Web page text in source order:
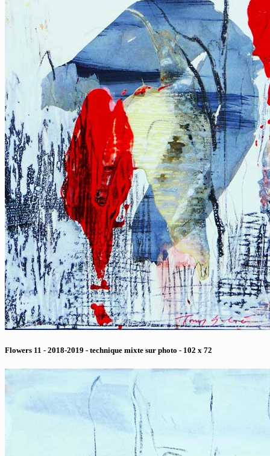
Flowers 11 - 2018-2019 - technique mixte sur photo - 102 x 72